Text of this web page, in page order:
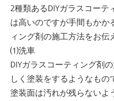
2種類あるDIYガラスコー
は高いのですが手間もかか
ィング剤の施工方法をお伝
⑴洗車
DIYガラスコーティング剤
しく塗装をするようなもの
塗装面は汚れが残らないよ